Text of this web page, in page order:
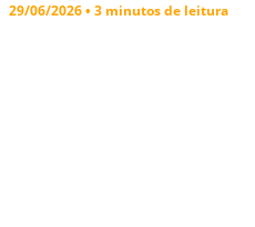
29/06/2026 • 3 minutos de leitura